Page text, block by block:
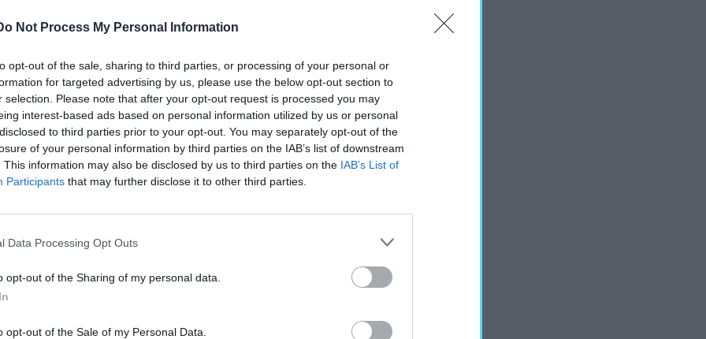
Not Process My Personal Information
opt-out of the sale, sharing to third parties, or processing of your personal or
for targeted advertising by us, please use the below opt-out section to
selection. Please note that after your opt-out request is processed you may
interest-based ads based on personal information utilized by us or personal
to third parties prior to your opt-out. You may separately opt-out of the
of your personal information by third parties on the IAB’s list of downstream
This information may also be disclosed by us to third parties on the IAB’s List of
Participants that may further disclose it to other third parties.
Data Processing Opt Outs
opt-out of the Sharing of my personal data.
opt-out of the Sale of my Personal Data.
toronyháza
születik a Klösz-villából